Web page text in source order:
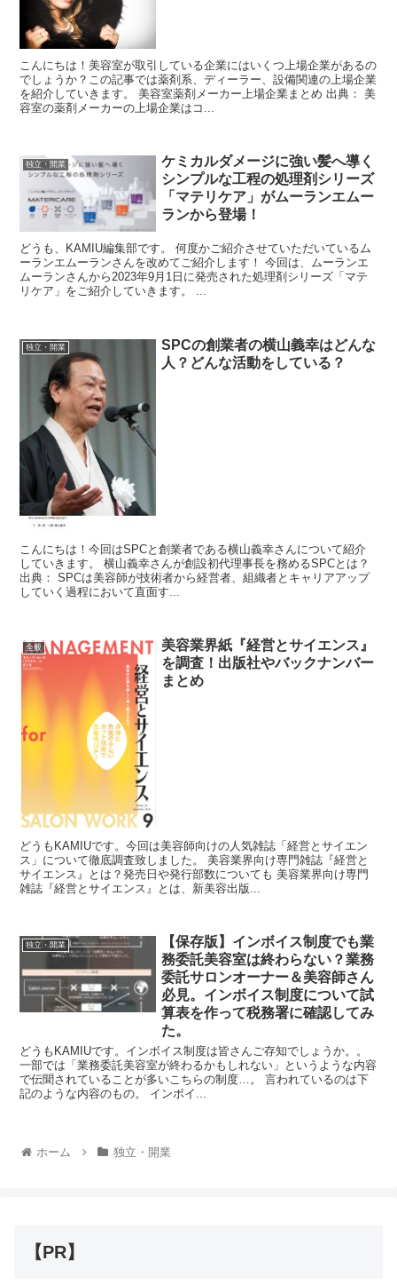
こんにちは！美容室が取引している企業にはいくつ上場企業があるの
でしょうか？この記事では薬剤系、ディーラー、設備関連の上場企業
を紹介していきます。 美容室薬剤メーカー上場企業まとめ 出典： 美
容室の薬剤メーカーの上場企業はコ...
独立・開業
ケミカルダメージに強い髪へ導く
シンプルな工程の処理剤シリーズ
「マテリケア」がムーランエムー
ランから登場！
どうも、KAMIU編集部です。 何度かご紹介させていただいているム
ーランエムーランさんを改めてご紹介します！ 今回は、ムーランエ
ムーランさんから2023年9月1日に発売された処理剤シリーズ「マテ
リケア」をご紹介していきます。 ...
独立・開業
SPCの創業者の横山義幸はどんな
人？どんな活動をしている？
こんにちは！今回はSPCと創業者である横山義幸さんについて紹介
していきます。 横山義幸さんが創設初代理事長を務めるSPCとは？
出典： SPCは美容師が技術者から経営者、組織者とキャリアアップ
していく過程において直面す...
全般
美容業界紙『経営とサイエンス』
を調査！出版社やバックナンバー
まとめ
どうもKAMIUです。今回は美容師向けの人気雑誌「経営とサイエン
ス」について徹底調査致しました。 美容業界向け専門雑誌『経営と
サイエンス』とは？発売日や発行部数についても 美容業界向け専門
雑誌『経営とサイエンス』とは、新美容出版...
独立・開業
【保存版】インボイス制度でも業
務委託美容室は終わらない？業務
委託サロンオーナー＆美容師さん
必見。インボイス制度について試
算表を作って税務署に確認してみ
た。
どうもKAMIUです。インボイス制度は皆さんご存知でしょうか。。
一部では「業務委託美容室が終わるかもしれない」というような内容
で伝聞されていることが多いこちらの制度…。 言われているのは下
記のような内容のもの。 インボイ...
ホーム 独立・開業
【PR】